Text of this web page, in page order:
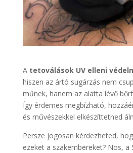
A tetoválások UV elleni
hiszen az ártó sugárzás nem
műnek, hanem az alatta lévő
Így érdemes megbízható,
és művészekkel elkészíttetned
Persze jogosan kérdezheted,
ezeket a szakembereket? Nos, a